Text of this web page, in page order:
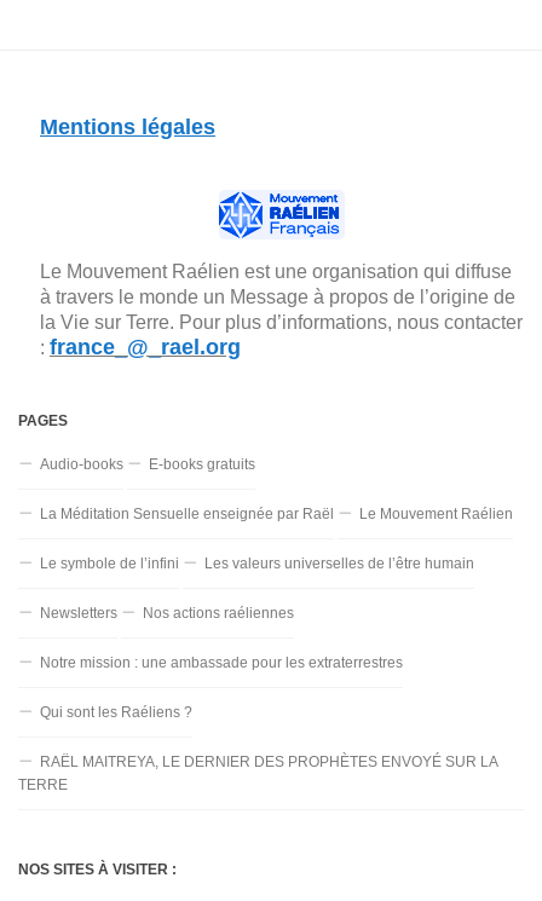
Mentions légales
Le Mouvement Raélien est une organisation qui diffuse
à travers le monde un Message à propos de l’origine de
la Vie sur Terre. Pour plus d’informations, nous contacter
: france_@_rael.org
PAGES
Audio-books E-books gratuits
La Méditation Sensuelle enseignée par Raël Le Mouvement Raélien
Le symbole de l’infini Les valeurs universelles de l’être humain
Newsletters Nos actions raéliennes
Notre mission : une ambassade pour les extraterrestres
Qui sont les Raéliens ?
RAËL MAITREYA, LE DERNIER DES PROPHÈTES ENVOYÉ SUR LA
TERRE
NOS SITES À VISITER :